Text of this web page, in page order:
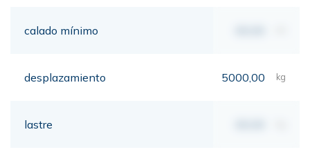
calado mínimo
desplazamiento 5000,00 kg
lastre